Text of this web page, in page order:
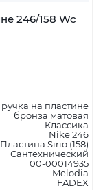
246/158 Wc
ручка на пластине
бронза матовая
Классика
Nike 246
Пластина Sirio (158)
Сантехнический
00-00014935
Melodia
FADEX